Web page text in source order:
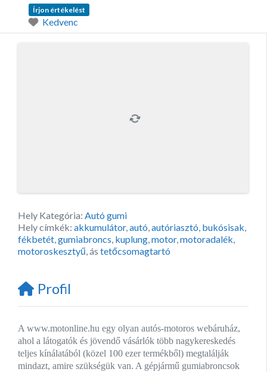
Írjon értékelést
Kedvenc
Hely Kategória: Autó gumi
Hely címkék: akkumulátor, autó autóriasztó bukósisak
fékbetét gumiabroncs kuplung motor, motoradalék
motoroskesztyű , ás tetőcsomagtartó
Profil
A www.motonline.hu egy olyan autós-motoros webáruház,
ahol a látogatók és jövendő vásárlók több nagykereskedés
teljes kínálatából (közel 100 ezer termékből) megtalálják
mindazt, amire szükségük van. A gépjármű gumiabroncsok